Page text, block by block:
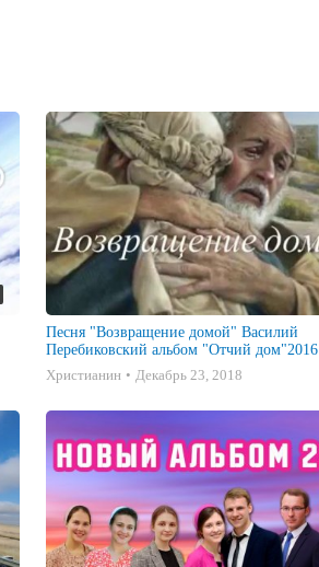
Песня "Возвращение домой" Василий
Перебиковский альбом "Отчий дом"2016
Христианин
Декабрь 23, 2018